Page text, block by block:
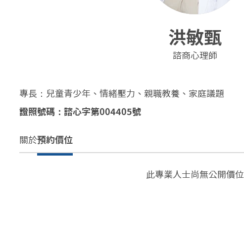
洪敏甄
諮商心理師
專長：兒童青少年、情緒壓力、親職教養、家庭議題
證照號碼：諮心字第004405號
關於預約價位
此專業人士尚無公開價位